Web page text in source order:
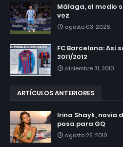
Málaga, el medio
vez
agosto 03, 2026
FC Barcelona: Así
2011/2012
diciembre 31, 2010
ARTÍCULOS ANTERIORES
Irina Shayk, novia
posa para GQ
agosto 25, 2010